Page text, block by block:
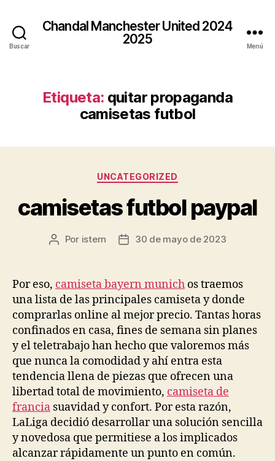
Buscar
Chandal Manchester United 2024
2025
Menú
Etiqueta: quitar propaganda
camisetas futbol
Categorías
UNCATEGORIZED
camisetas futbol paypal
Autor
entrada
Por istern
Fecha
entrada
30 de mayo de 2023
Por eso, camiseta bayern munich os traemos
una lista de las principales camiseta y donde
comprarlas online al mejor precio. Tantas horas
confinados en casa, fines de semana sin planes
y el teletrabajo han hecho que valoremos más
que nunca la comodidad y ahí entra esta
tendencia llena de piezas que ofrecen una
libertad total de movimiento, camiseta de
francia suavidad y confort. Por esta razón,
LaLiga decidió desarrollar una solución sencilla
y novedosa que permitiese a los implicados
alcanzar rápidamente un punto en común.